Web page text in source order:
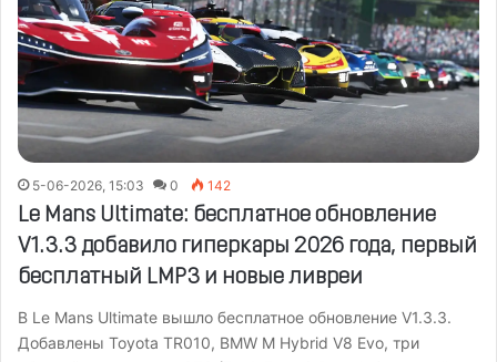
5-06-2026, 15:03 0 142
Le Mans Ultimate: бесплатное обновление
V1.3.3 добавило гиперкары 2026 года, первый
бесплатный LMP3 и новые ливреи
В Le Mans Ultimate вышло бесплатное обновление V1.3.3.
Добавлены Toyota TR010, BMW M Hybrid V8 Evo, три